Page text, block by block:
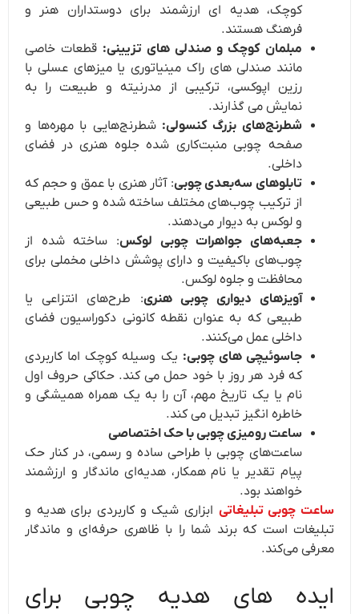
کوچک، هدیه ای ارزشمند برای دوستداران هنر و
فرهنگ هستند.
مبلمان کوچک و صندلی های تزیینی: قطعات خاصی
مانند صندلی های راک مینیاتوری یا میزهای عسلی با
رزین اپوکسی، ترکیبی از مدرنیته و طبیعت را به
نمایش می گذارند.
شطرنج‌های بزرگ کنسولی: شطرنج‌هایی با مهره‌ها و
صفحه چوبی منبت‌کاری شده جلوه هنری در فضای
داخلی.
تابلوهای سه‌بعدی چوبی: آثار هنری با عمق و حجم که
از ترکیب چوب‌های مختلف ساخته شده و حس طبیعی
و لوکس به دیوار می‌دهند.
جعبه‌های جواهرات چوبی لوکس: ساخته شده از
چوب‌های باکیفیت و دارای پوشش داخلی مخملی برای
محافظت و جلوه لوکس.
آویزهای دیواری چوبی هنری: طرح‌های انتزاعی یا
طبیعی که به عنوان نقطه کانونی دکوراسیون فضای
داخلی عمل می‌کنند.
جاسوئیچی های چوبی: یک وسیله کوچک اما کاربردی
که فرد هر روز با خود حمل می کند. حکاکی حروف اول
نام یا یک تاریخ مهم، آن را به یک همراه همیشگی و
خاطره انگیز تبدیل می کند.
ساعت رومیزی چوبی با حک اختصاصی
ساعت‌های چوبی با طراحی ساده و رسمی، در کنار حک
پیام تقدیر یا نام همکار، هدیه‌ای ماندگار و ارزشمند
خواهند بود.
ساعت چوبی تبلیغاتی ابزاری شیک و کاربردی برای هدیه و
تبلیغات است که برند شما را با ظاهری حرفه‌ای و ماندگار
معرفی می‌کند.
ایده های هدیه چوبی برای